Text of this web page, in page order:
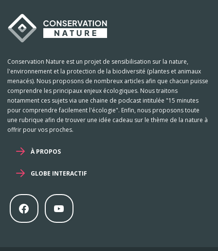
Conservation Nature est un projet de sensibilisation sur la nature,
l'environnement et la protection de la biodiversité (plantes et animaux
menacés). Nous proposons de nombreux articles afin que chacun puisse
comprendre les principaux enjeux écologiques. Nous traitons
notamment ces sujets via une chaine de podcast intitulée "15 minutes
pour comprendre facilement l'écologie". Enfin, nous proposons toute
une rubrique afin de trouver une idée cadeau sur le thème de la nature à
offrir pour vos proches.
À PROPOS
GLOBE INTERACTIF